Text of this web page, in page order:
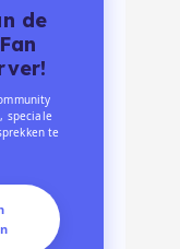
de
speciale
te